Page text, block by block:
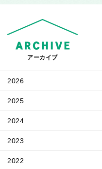
アーカイブ
2026
2025
2024
2023
2022